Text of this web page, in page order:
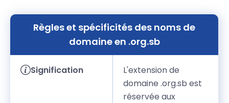
Règles et spécificités des noms de
domaine en .org.sb
Signification
L'extension de
domaine .org.sb est
réservée aux